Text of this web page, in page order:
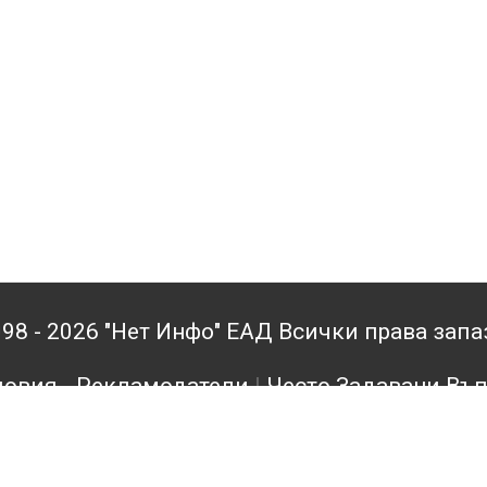
- 2026 "Нет Инфо" ЕАД Всички права
- Рекламодатели|Често Задавани